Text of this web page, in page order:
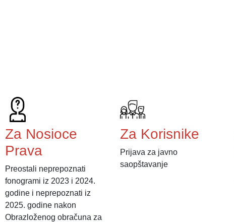
Za Nosioce
Prava
Preostali neprepoznati
fonogrami iz 2023 i 2024.
godine i neprepoznati iz
2025. godine nakon
Obrazloženog obračuna za
Za Korisnike
Prijava za javno
saopštavanje